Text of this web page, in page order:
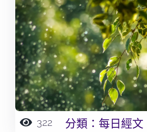
322 分類： 每日經文